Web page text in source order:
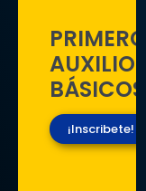
PRIMEROS
AUXILIOS
BÁSICOS
¡Inscribete!